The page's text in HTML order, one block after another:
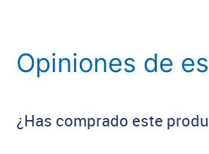
Opiniones de
¿Has comprado este